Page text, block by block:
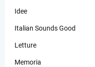
Idee
Italian Sounds Good
Letture
Memoria